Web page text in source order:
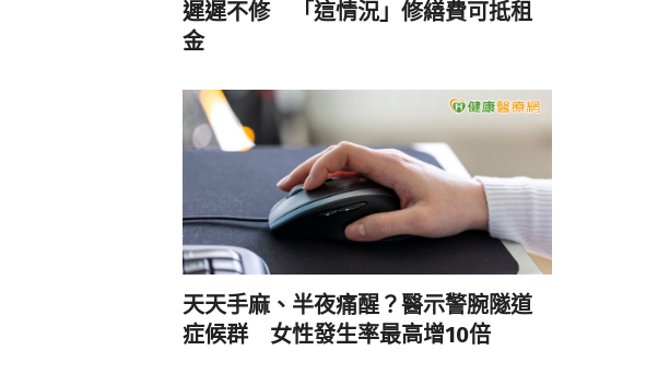
遲遲不修 「這情況」修繕費可抵租
金
天天手麻、半夜痛醒？醫示警腕隧道
症候群 女性發生率最高增10倍